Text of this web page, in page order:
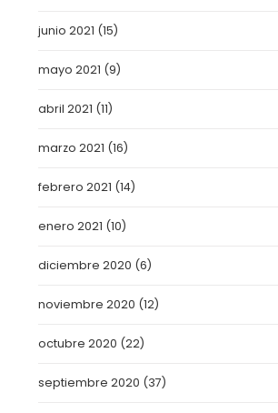
junio 2021 (15)
mayo 2021 (9)
abril 2021 (11)
marzo 2021 (16)
febrero 2021 (14)
enero 2021 (10)
diciembre 2020 (6)
noviembre 2020 (12)
octubre 2020 (22)
septiembre 2020 (37)